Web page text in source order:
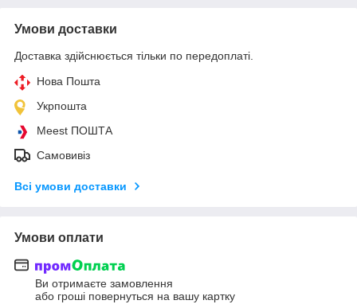
Умови доставки
Доставка здійснюється тільки по передоплаті.
Нова Пошта
Укрпошта
Meest ПОШТА
Самовивіз
Всі умови доставки
Умови оплати
Ви отримаєте замовлення
або гроші повернуться на вашу картку